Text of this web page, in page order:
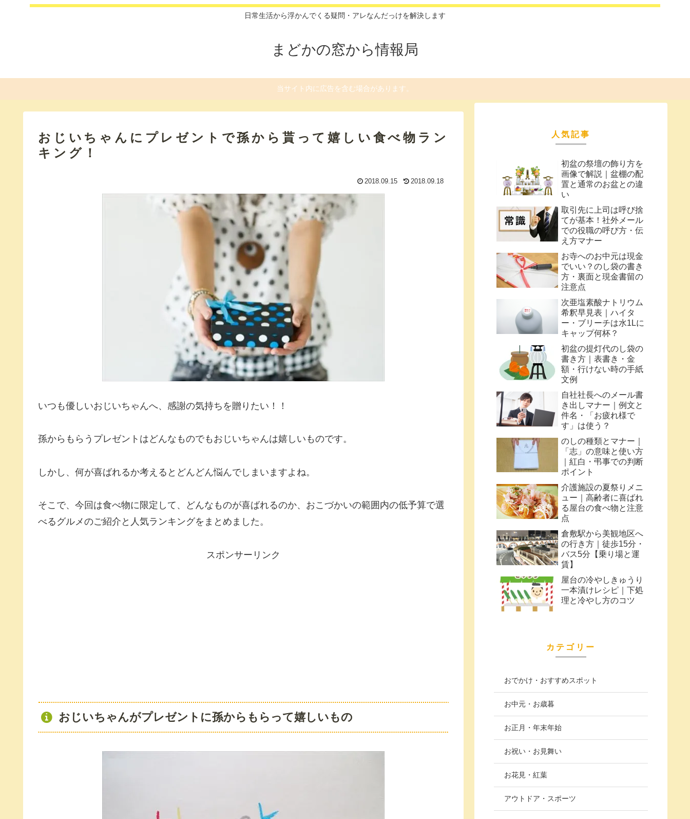
日常生活から浮かんでくる疑問・アレなんだっけを解決します
まどかの窓から情報局
当サイト内に広告を含む場合があります。
おじいちゃんにプレゼントで孫から貰って嬉しい食べ物ラン
キング！
2018.09.15 2018.09.18
いつも優しいおじいちゃんへ、感謝の気持ちを贈りたい！！
孫からもらうプレゼントはどんなものでもおじいちゃんは嬉しいものです。
しかし、何が喜ばれるか考えるとどんどん悩んでしまいますよね。
そこで、今回は食べ物に限定して、どんなものが喜ばれるのか、おこづかいの範囲内の低予算で選
べるグルメのご紹介と人気ランキングをまとめました。
スポンサーリンク
おじいちゃんがプレゼントに孫からもらって嬉しいもの
人気記事
初盆の祭壇の飾り方を
画像で解説｜盆棚の配
置と通常のお盆との違
い
取引先に上司は呼び捨
てが基本！社外メール
での役職の呼び方・伝
え方マナー
お寺へのお中元は現金
でいい？のし袋の書き
方・裏面と現金書留の
注意点
次亜塩素酸ナトリウム
希釈早見表｜ハイタ
ー・ブリーチは水1Lに
キャップ何杯？
初盆の提灯代のし袋の
書き方｜表書き・金
額・行けない時の手紙
文例
自社社長へのメール書
き出しマナー｜例文と
件名・「お疲れ様で
す」は使う？
のしの種類とマナー｜
「志」の意味と使い方
｜紅白・弔事での判断
ポイント
介護施設の夏祭りメニ
ュー｜高齢者に喜ばれ
る屋台の食べ物と注意
点
倉敷駅から美観地区へ
の行き方｜徒歩15分・
バス5分【乗り場と運
賃】
屋台の冷やしきゅうり
一本漬けレシピ｜下処
理と冷やし方のコツ
カテゴリー
おでかけ・おすすめスポット
お中元・お歳暮
お正月・年末年始
お祝い・お見舞い
お花見・紅葉
アウトドア・スポーツ